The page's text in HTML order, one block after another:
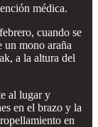
médica.
cuando se
un mono araña
a la altura del
al lugar y
en el brazo y la
en